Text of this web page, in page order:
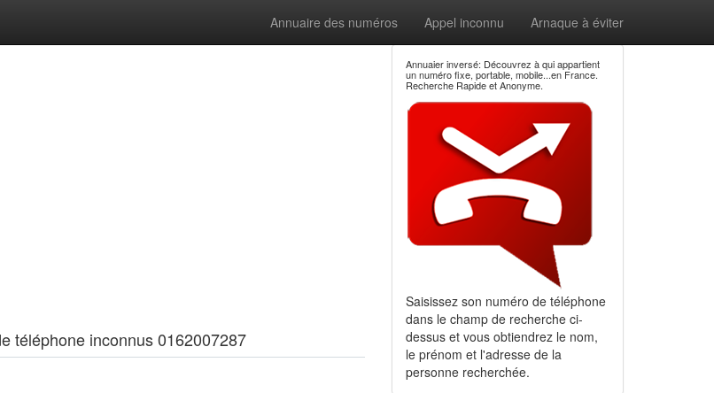
Annuaire des numéros Appel inconnu Arnaque à éviter
téléphone inconnus 0162007287
Annuaier inversé: Découvrez à qui appartient
un numéro fixe, portable, mobile...en France.
Recherche Rapide et Anonyme.
Saisissez son numéro de téléphone
dans le champ de recherche ci-
dessus et vous obtiendrez le nom,
le prénom et l'adresse de la
personne recherchée.